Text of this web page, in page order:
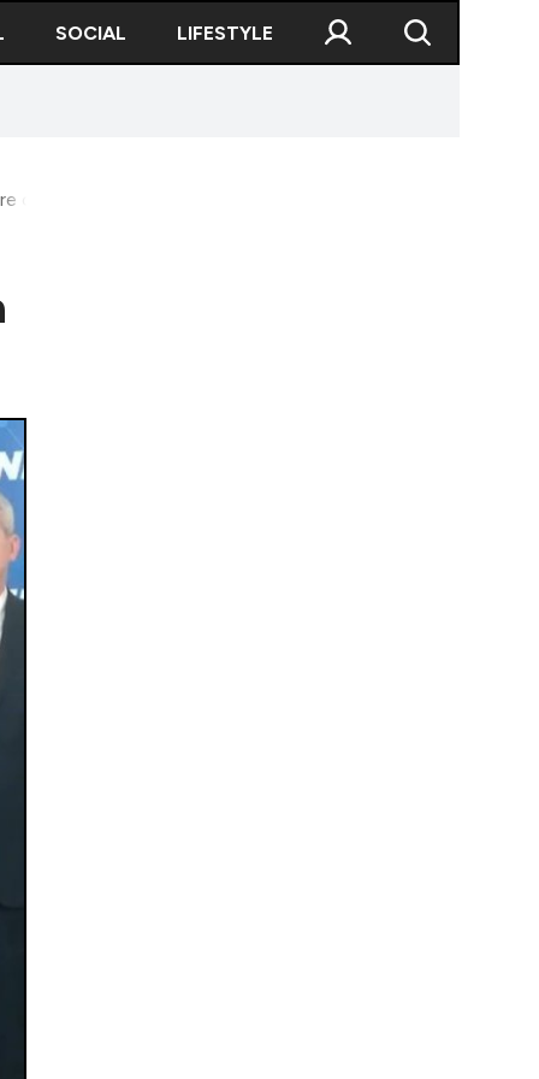
SOCIAL LIFESTYLE
culmea iresponsabilității”